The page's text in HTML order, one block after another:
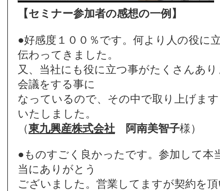
【セミナー参加者の感想の一例】
●好感度１００％です。何より人の役に
伝わってきました。
又、当社にも役に立つ事がたくさんあ
会議をする事に
なっているので、その中で取り上げま
いたしました。
（東九興産株式会社 阿南美智子様）
●ものすごく良かったです。参加して本
当にありがとう
ございました。営業してますが契約を